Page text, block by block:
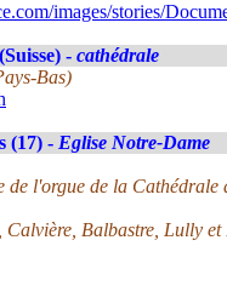
images/stories/
- cathédrale
Bas)
(17) - Eglise Notre-Dame
l'orgue de la Cathédrale
Balbastre, Lully et